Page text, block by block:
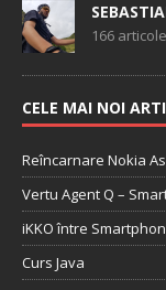
166
CELE MAI NOI
Reîncarnare Nokia
Vertu Agent Q –
iKKO între
Curs Java